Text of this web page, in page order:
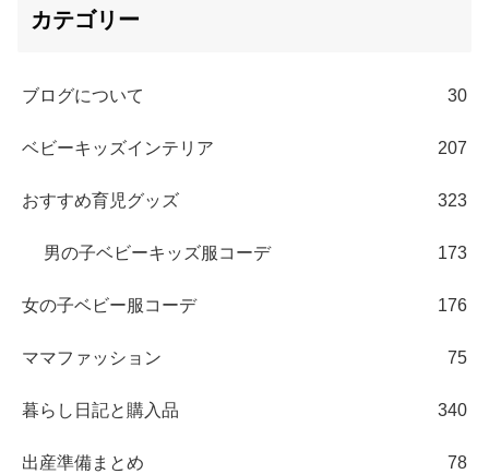
カテゴリー
ブログについて 30
ベビーキッズインテリア 207
おすすめ育児グッズ 323
男の子ベビーキッズ服コーデ 173
女の子ベビー服コーデ 176
ママファッション 75
暮らし日記と購入品 340
出産準備まとめ 78